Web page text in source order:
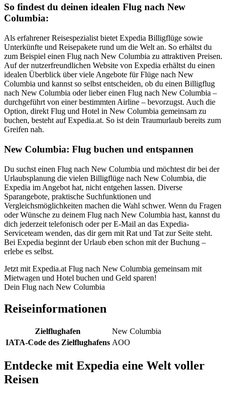
So findest du deinen idealen Flug nach New
Columbia:
Als erfahrener Reisespezialist bietet Expedia Billigflüge sowie
Unterkünfte und Reisepakete rund um die Welt an. So erhältst du
zum Beispiel einen Flug nach New Columbia zu attraktiven Preisen.
Auf der nutzerfreundlichen Website von Expedia erhältst du einen
idealen Überblick über viele Angebote für Flüge nach New
Columbia und kannst so selbst entscheiden, ob du einen Billigflug
nach New Columbia oder lieber einen Flug nach New Columbia –
durchgeführt von einer bestimmten Airline – bevorzugst. Auch die
Option, direkt Flug und Hotel in New Columbia gemeinsam zu
buchen, besteht auf Expedia.at. So ist dein Traumurlaub bereits zum
Greifen nah.
New Columbia: Flug buchen und entspannen
Du suchst einen Flug nach New Columbia und möchtest dir bei der
Urlaubsplanung die vielen Billigflüge nach New Columbia, die
Expedia im Angebot hat, nicht entgehen lassen. Diverse
Sparangebote, praktische Suchfunktionen und
Vergleichsmöglichkeiten machen die Wahl schwer. Wenn du Fragen
oder Wünsche zu deinem Flug nach New Columbia hast, kannst du
dich jederzeit telefonisch oder per E-Mail an das Expedia-
Serviceteam wenden, das dir gern mit Rat und Tat zur Seite steht.
Bei Expedia beginnt der Urlaub eben schon mit der Buchung –
erlebe es selbst.
Jetzt mit Expedia.at Flug nach New Columbia gemeinsam mit
Mietwagen und Hotel buchen und Geld sparen!
Dein Flug nach New Columbia
Reiseinformationen
Zielflughafen
New Columbia
IATA-Code des Zielflughafens AOO
Entdecke mit Expedia eine Welt voller
Reisen